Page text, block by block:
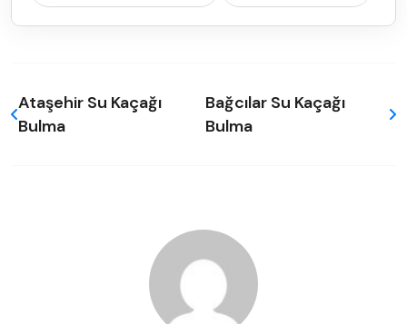
Ataşehir Su Kaçağı
Bulma
Bağcılar Su Kaçağı
Bulma